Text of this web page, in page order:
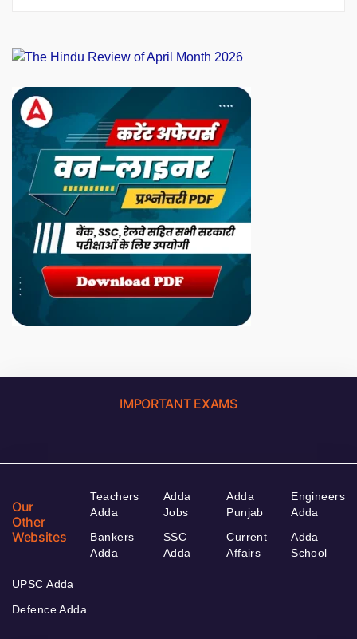
IMPORTANT EXAMS
Our
Other
Websites
Teachers
Adda
Bankers
Adda
Adda
Jobs
SSC
Adda
Adda
Punjab
Current
Affairs
Engineers
Adda
Adda
School
UPSC Adda
Defence Adda